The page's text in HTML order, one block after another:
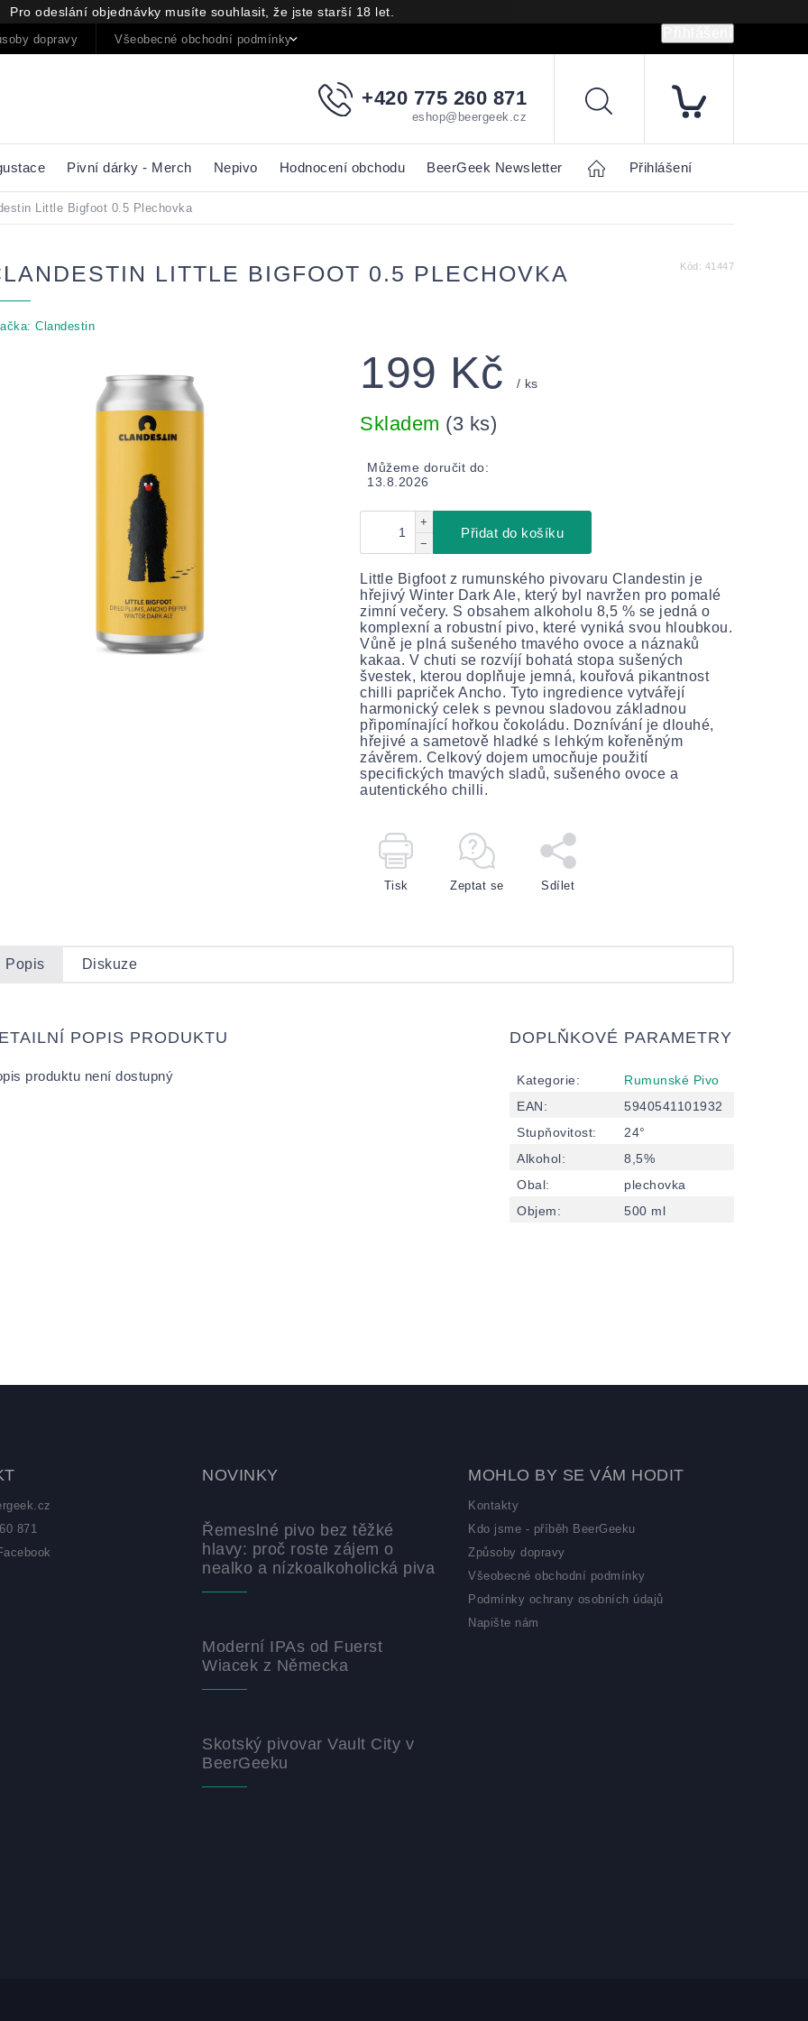
Pro odeslání objednávky musíte souhlasit, že jste starší 18 let.
dopravy Všeobecné obchodní podmínky
+420 775 260 871
eshop@beergeek.cz
Hledat
Pivní dárky - Merch Nepivo Hodnocení obchodu BeerGeek Newsletter Home Přihlášení
Little Bigfoot 0.5 Plechovka
LITTLE BIGFOOT 0.5 PLECHOVKA Kód: 41447
Clandestin
199 Kč / ks
cena:
Skladem (3 ks)
Můžeme doručit do:
13.8.2026
+
−
Přidat do košíku
Little Bigfoot z rumunského pivovaru Clandestin je
hřejivý Winter Dark Ale, který byl navržen pro pomalé
zimní večery. S obsahem alkoholu 8,5 % se jedná o
komplexní a robustní pivo, které vyniká svou hloubkou.
Vůně je plná sušeného tmavého ovoce a náznaků
kakaa. V chuti se rozvíjí bohatá stopa sušených
švestek, kterou doplňuje jemná, kouřová pikantnost
chilli papriček Ancho. Tyto ingredience vytvářejí
harmonický celek s pevnou sladovou základnou
připomínající hořkou čokoládu. Doznívání je dlouhé,
hřejivé a sametově hladké s lehkým kořeněným
závěrem. Celkový dojem umocňuje použití
specifických tmavých sladů, sušeného ovoce a
autentického chilli.
Tisk Zeptat se Sdílet
Popis Diskuze
POPIS PRODUKTU
produktu není dostupný
DOPLŇKOVÉ PARAMETRY
Kategorie:
Rumunské Pivo
EAN:
5940541101932
Stupňovitost:
24°
Alkohol:
8,5%
Obal:
plechovka
Objem: 500 ml
871
NOVINKY
Řemeslné pivo bez těžké
hlavy: proč roste zájem o
nealko a nízkoalkoholická piva
Moderní IPAs od Fuerst
Wiacek z Německa
Skotský pivovar Vault City v
BeerGeeku
MOHLO BY SE VÁM HODIT
Kontakty
Kdo jsme - příběh BeerGeeku
Způsoby dopravy
Všeobecné obchodní podmínky
Podmínky ochrany osobních údajů
Napište nám